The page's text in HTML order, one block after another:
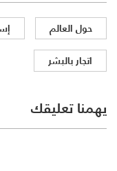
حول العالم
اتجار بالبشر
يهمنا تعليقك